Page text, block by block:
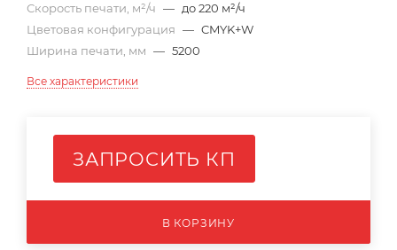
Скорость печати, м²/ч — до 220 м²/ч
Цветовая конфигурация — CMYK+W
Ширина печати, мм — 5200
Все характеристики
ЗАПРОСИТЬ КП
В КОРЗИНУ